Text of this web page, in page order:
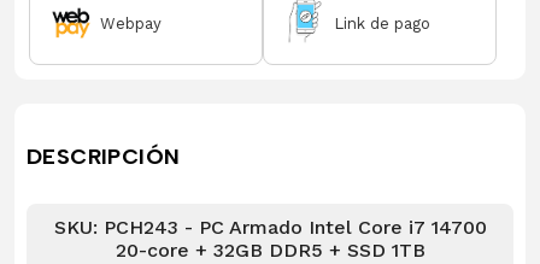
Webpay Link de pago
DESCRIPCIÓN
SKU: PCH243 - PC Armado Intel Core i7 14700
20-core + 32GB DDR5 + SSD 1TB